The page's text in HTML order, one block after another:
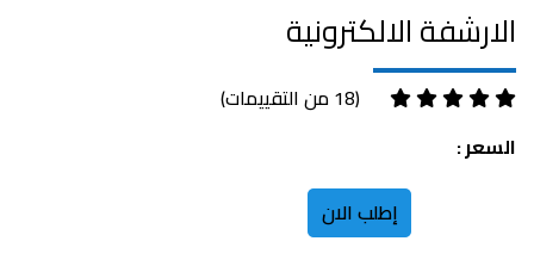
الارشفة الالكترونية
(18 من التقييمات)
السعر :
إطلب الان